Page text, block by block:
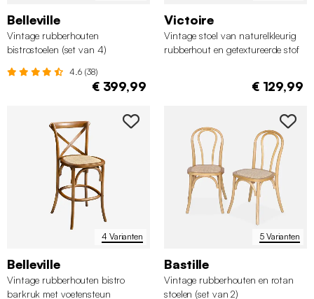
Belleville
Vintage rubberhouten
bistrostoelen (set van 4)
4.6 (38)
€ 399,99
Victoire
Vintage stoel van naturelkleurig
rubberhout en getextureerde stof
€ 129,99
4 Varianten
Belleville
Vintage rubberhouten bistro
barkruk met voetensteun
5 Varianten
Bastille
Vintage rubberhouten en rotan
stoelen (set van 2)